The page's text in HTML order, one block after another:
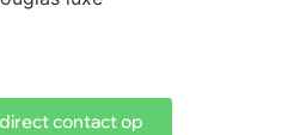
contact op